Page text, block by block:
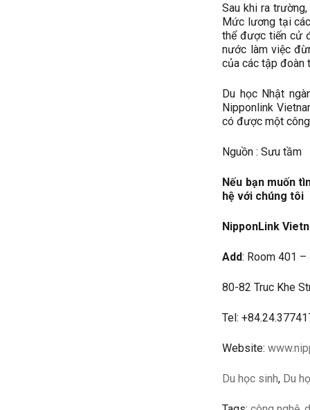
Sau khi ra
Mức lương tại
thể được tiến cử
nước làm việc
của các tập đoàn
Du học Nhật
Nipponlink
có được một
Nguồn : Sưu tầm
Nếu bạn muốn
hệ với chúng tôi
NipponLink
Add: Room 401
80-82 Truc Khe
Tel:
Website:
Du học sinh, Du